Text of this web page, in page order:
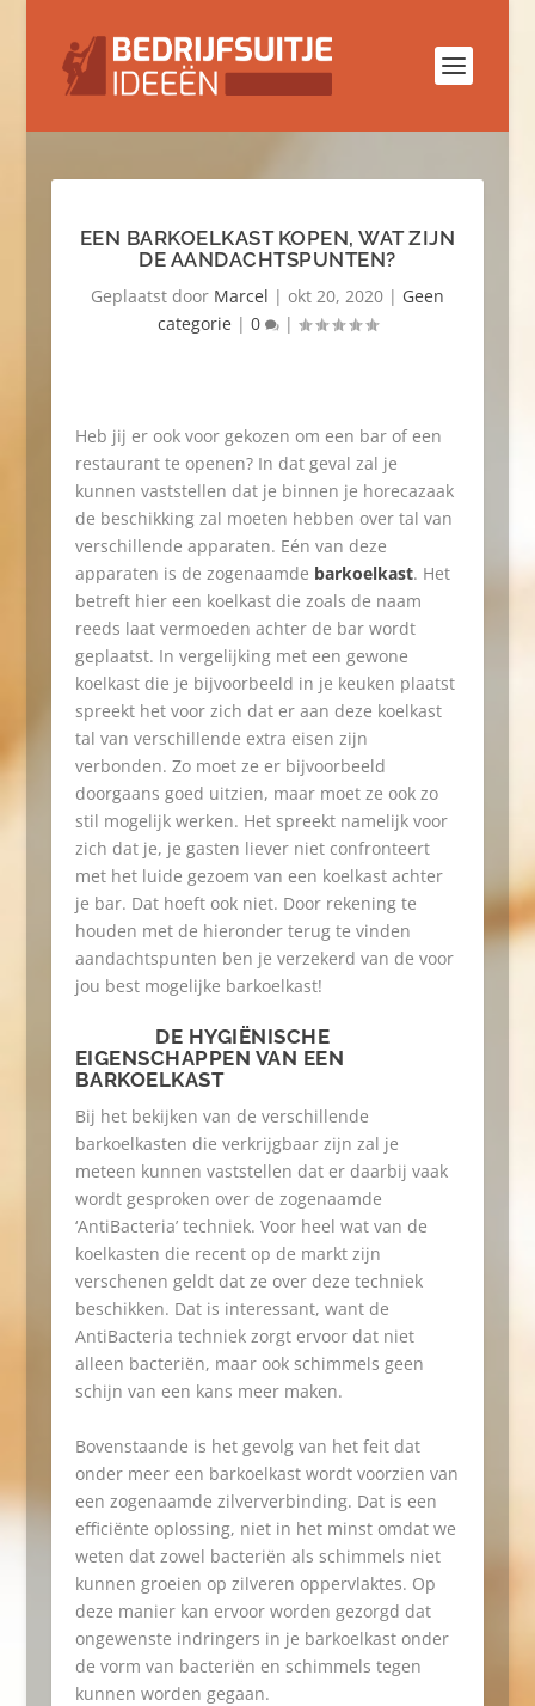
EEN BARKOELKAST KOPEN, WAT ZIJN
DE AANDACHTSPUNTEN?
Geplaatst door Marcel | okt 20, 2020| Geen
categorie | 0 |
Heb jij er ook voor gekozen om een bar of een
restaurant te openen? In dat geval zal je
kunnen vaststellen dat je binnen je horecazaak
de beschikking zal moeten hebben over tal van
verschillende apparaten. Eén van deze
apparaten is de zogenaamde barkoelkast. Het
betreft hier een koelkast die zoals de naam
reeds laat vermoeden achter de bar wordt
geplaatst. In vergelijking met een gewone
koelkast die je bijvoorbeeld in je keuken plaatst
spreekt het voor zich dat er aan deze koelkast
tal van verschillende extra eisen zijn
verbonden. Zo moet ze er bijvoorbeeld
doorgaans goed uitzien, maar moet ze ook zo
stil mogelijk werken. Het spreekt namelijk voor
zich dat je, je gasten liever niet confronteert
met het luide gezoem van een koelkast achter
je bar. Dat hoeft ook niet. Door rekening te
houden met de hieronder terug te vinden
aandachtspunten ben je verzekerd van de voor
jou best mogelijke barkoelkast!
DE HYGIËNISCHE
EIGENSCHAPPEN VAN EEN
BARKOELKAST
Bij het bekijken van de verschillende
barkoelkasten die verkrijgbaar zijn zal je
meteen kunnen vaststellen dat er daarbij vaak
wordt gesproken over de zogenaamde
‘AntiBacteria’ techniek. Voor heel wat van de
koelkasten die recent op de markt zijn
verschenen geldt dat ze over deze techniek
beschikken. Dat is interessant, want de
AntiBacteria techniek zorgt ervoor dat niet
alleen bacteriën, maar ook schimmels geen
schijn van een kans meer maken.
Bovenstaande is het gevolg van het feit dat
onder meer een barkoelkast wordt voorzien van
een zogenaamde zilververbinding. Dat is een
efficiënte oplossing, niet in het minst omdat we
weten dat zowel bacteriën als schimmels niet
kunnen groeien op zilveren oppervlaktes. Op
deze manier kan ervoor worden gezorgd dat
ongewenste indringers in je barkoelkast onder
de vorm van bacteriën en schimmels tegen
kunnen worden gegaan.